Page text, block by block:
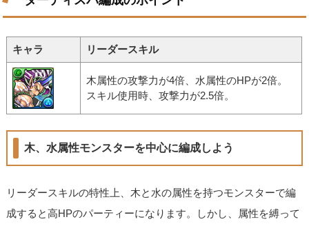
キャラ リーダースキル
木属性の攻撃力が4倍、水属性のHPが2倍。
スキル使用時、攻撃力が2.5倍。
木、水属性モンスターを中心に編成しよう
リーダースキルの特性上、木と水の属性を持つモンスターで編
成すると高HPのパーティーになります。しかし、属性を縛って